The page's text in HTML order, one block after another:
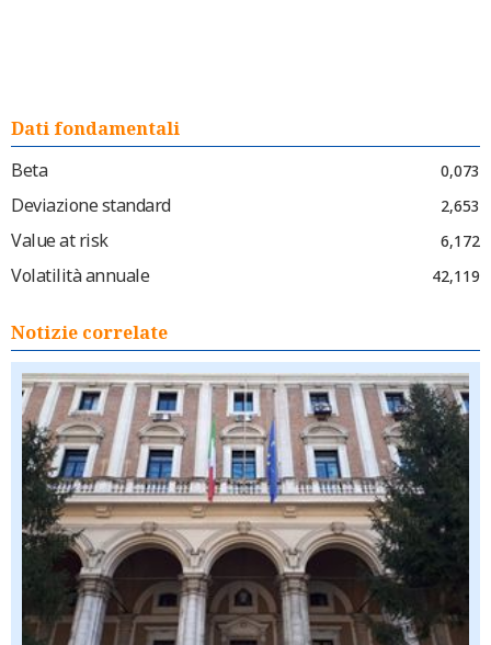
Dati fondamentali
Beta
0,073
Deviazione standard 2,653
Value at risk 6,172
Volatilità annuale 42,119
Notizie correlate